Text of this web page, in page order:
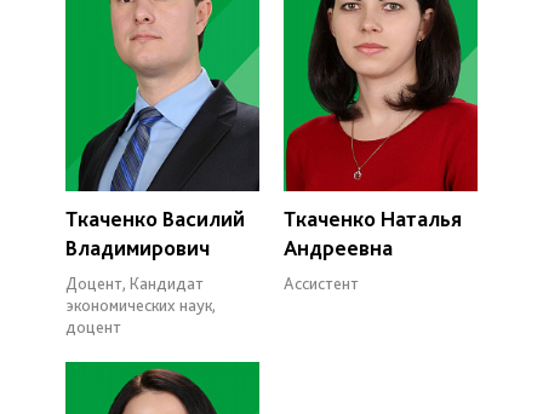
Ткаченко Василий
Владимирович
Доцент, Кандидат
экономических наук,
доцент
Ткаченко Наталья
Андреевна
Ассистент